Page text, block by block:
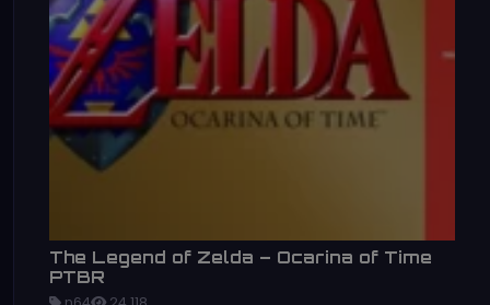
The Legend of Zelda – Ocarina of Time
PTBR